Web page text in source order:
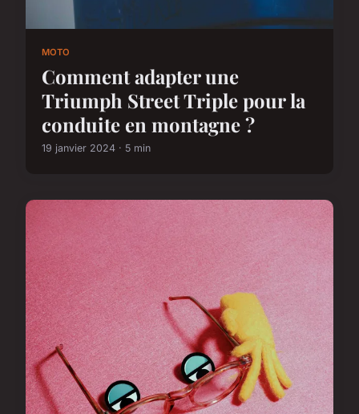
MOTO
Comment adapter une
Triumph Street Triple pour la
conduite en montagne ?
19 janvier 2024 · 5 min